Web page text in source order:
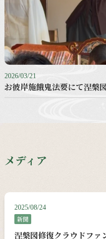
2026/03/21
お彼岸施餓鬼法要にて涅槃
メディア
2025/08/24
新聞
涅槃図修復クラウドファ